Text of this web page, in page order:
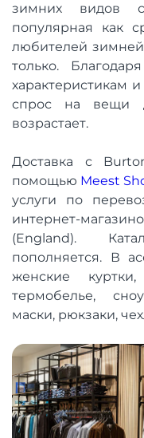
зимних видов
популярная как
любителей
только.
характеристикам
спрос на вещи
возрастает.
Доставка с
помощью Meest
услуги по
интернет-
(England).
пополняется. В
женские
термобелье,
маски, рюкзаки,